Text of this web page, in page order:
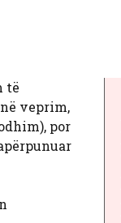
të
veprim,
por